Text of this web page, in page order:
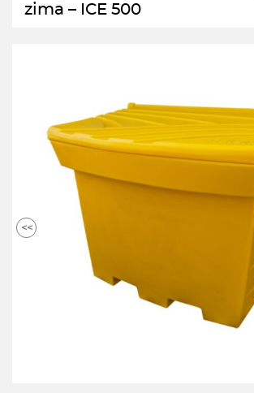
zima – ICE 500
<<